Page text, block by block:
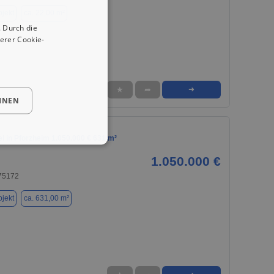
★ ➦ ➜
in Pforzheim 1.050.000 € 631 m²
1.050.000 €
ca. 631,00 m²
die
Cookie-